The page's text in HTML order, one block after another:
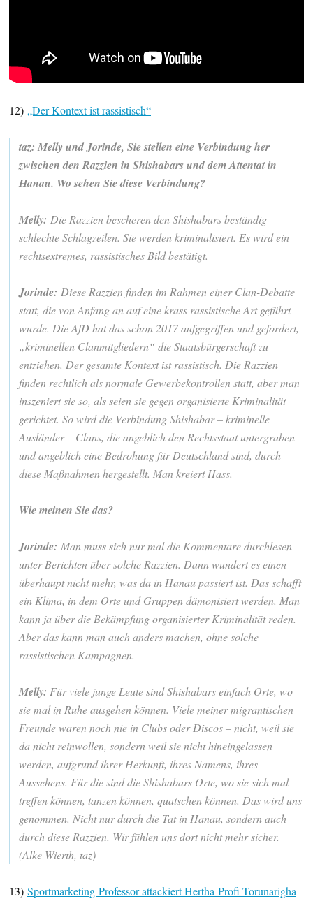
12) „Der Kontext ist rassistisch“
taz: Melly und Jorinde, Sie stellen eine Verbindung her
zwischen den Razzien in Shi­shabars und dem Attentat in
Hanau. Wo sehen Sie diese Verbindung?
Melly: Die Razzien bescheren den Shishabars beständig
schlechte Schlagzeilen. Sie werden kriminalisiert. Es wird ein
rechtsextremes, rassistisches Bild bestätigt.
Jorinde: Diese Razzien finden im Rahmen einer Clan-Debatte
statt, die von Anfang an auf eine krass rassistische Art geführt
wurde. Die AfD hat das schon 2017 aufgegriffen und gefordert,
„kriminellen Clanmitgliedern“ die Staatsbürgerschaft zu
entziehen. Der gesamte Kontext ist rassistisch. Die Razzien
finden rechtlich als normale Gewerbekontrollen statt, aber man
inszeniert sie so, als seien sie gegen organisierte Kriminalität
gerichtet. So wird die Verbindung Shishabar – kriminelle
Ausländer – Clans, die angeblich den Rechtsstaat untergraben
und angeblich eine Bedrohung für Deutschland sind, durch
diese Maßnahmen hergestellt. Man kreiert Hass.
Wie meinen Sie das?
Jorinde: Man muss sich nur mal die Kommentare durchlesen
unter Berichten über solche Razzien. Dann wundert es einen
überhaupt nicht mehr, was da in Hanau passiert ist. Das schafft
ein Klima, in dem Orte und Gruppen dämonisiert werden. Man
kann ja über die Bekämpfung organisierter Kriminalität reden.
Aber das kann man auch anders machen, ohne solche
rassistischen Kampagnen.
Melly: Für viele junge Leute sind Shishabars einfach Orte, wo
sie mal in Ruhe ausgehen können. Viele meiner migrantischen
Freunde waren noch nie in Clubs oder Discos – nicht, weil sie
da nicht reinwollen, sondern weil sie nicht hineingelassen
werden, aufgrund ihrer Herkunft, ihres Namens, ihres
Aussehens. Für die sind die Shishabars Orte, wo sie sich mal
treffen können, tanzen können, quatschen können. Das wird uns
genommen. Nicht nur durch die Tat in Hanau, sondern auch
durch diese Razzien. Wir fühlen uns dort nicht mehr sicher.
(Alke Wierth, taz)
13) Sportmarketing-Professor attackiert Hertha-Profi Torunarigha